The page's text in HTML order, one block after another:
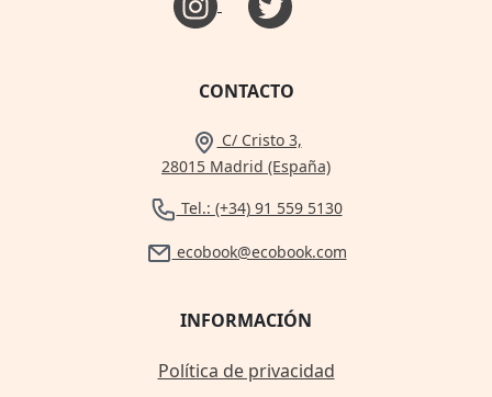
CONTACTO
C/ Cristo 3,
28015 Madrid (España)
Tel.: (+34) 91 559 5130
ecobook@ecobook.com
INFORMACIÓN
Política de privacidad